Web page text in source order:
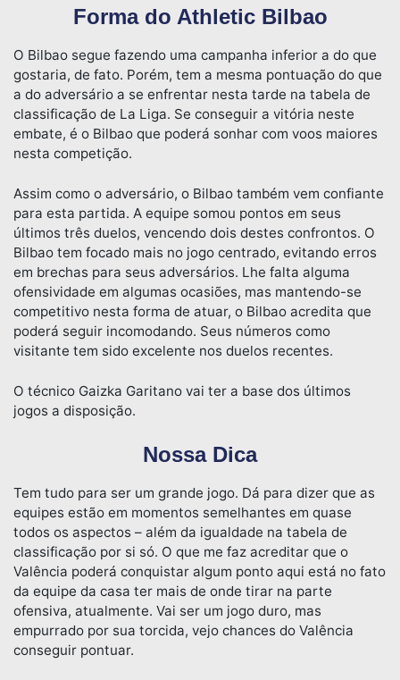
Forma do Athletic Bilbao
O Bilbao segue fazendo uma campanha inferior a do que
gostaria, de fato. Porém, tem a mesma pontuação do que
a do adversário a se enfrentar nesta tarde na tabela de
classificação de La Liga. Se conseguir a vitória neste
embate, é o Bilbao que poderá sonhar com voos maiores
nesta competição.
Assim como o adversário, o Bilbao também vem confiante
para esta partida. A equipe somou pontos em seus
últimos três duelos, vencendo dois destes confrontos. O
Bilbao tem focado mais no jogo centrado, evitando erros
em brechas para seus adversários. Lhe falta alguma
ofensividade em algumas ocasiões, mas mantendo-se
competitivo nesta forma de atuar, o Bilbao acredita que
poderá seguir incomodando. Seus números como
visitante tem sido excelente nos duelos recentes.
O técnico Gaizka Garitano vai ter a base dos últimos
jogos a disposição.
Nossa Dica
Tem tudo para ser um grande jogo. Dá para dizer que as
equipes estão em momentos semelhantes em quase
todos os aspectos – além da igualdade na tabela de
classificação por si só. O que me faz acreditar que o
Valência poderá conquistar algum ponto aqui está no fato
da equipe da casa ter mais de onde tirar na parte
ofensiva, atualmente. Vai ser um jogo duro, mas
empurrado por sua torcida, vejo chances do Valência
conseguir pontuar.